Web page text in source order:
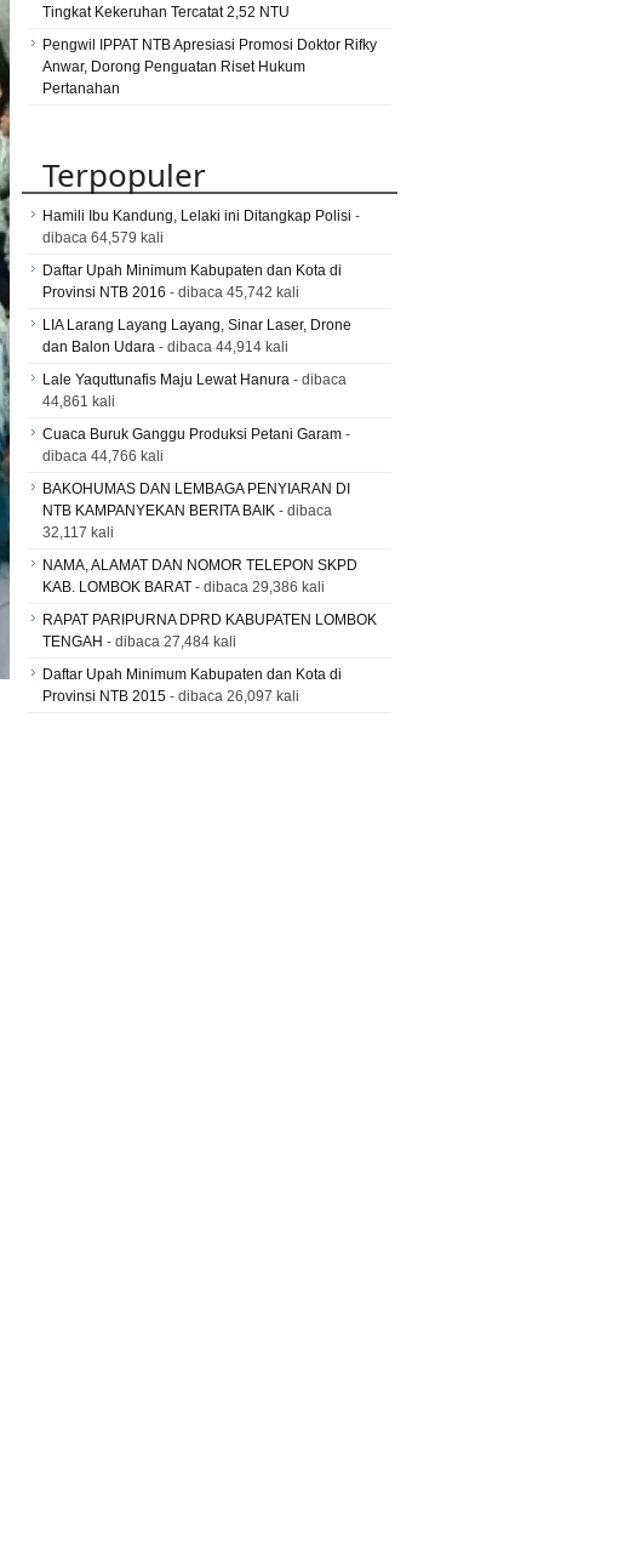
Tingkat Kekeruhan Tercatat 2,52 NTU
Pengwil IPPAT NTB Apresiasi Promosi Doktor Rifky
Anwar, Dorong Penguatan Riset Hukum
Pertanahan
Terpopuler
Hamili Ibu Kandung, Lelaki ini Ditangkap Polisi -
dibaca 64,579 kali
Daftar Upah Minimum Kabupaten dan Kota di
Provinsi NTB 2016 - dibaca 45,742 kali
LIA Larang Layang Layang, Sinar Laser, Drone
dan Balon Udara - dibaca 44,914 kali
Lale Yaquttunafis Maju Lewat Hanura - dibaca
44,861 kali
Cuaca Buruk Ganggu Produksi Petani Garam -
dibaca 44,766 kali
BAKOHUMAS DAN LEMBAGA PENYIARAN DI
NTB KAMPANYEKAN BERITA BAIK - dibaca
32,117 kali
NAMA, ALAMAT DAN NOMOR TELEPON SKPD
KAB. LOMBOK BARAT - dibaca 29,386 kali
RAPAT PARIPURNA DPRD KABUPATEN LOMBOK
TENGAH - dibaca 27,484 kali
Daftar Upah Minimum Kabupaten dan Kota di
Provinsi NTB 2015 - dibaca 26,097 kali